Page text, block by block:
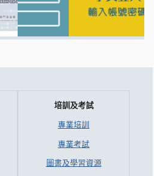
培訓及考試
專業培訓
專業考試
圖書及學習資源